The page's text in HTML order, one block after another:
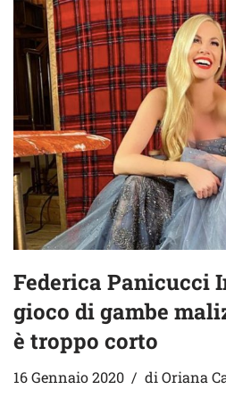
Federica Panicucci
gioco di gambe
è troppo corto
16 Gennaio 2020 diOriana